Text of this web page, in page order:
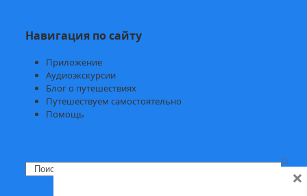
Навигация по сайту
Приложение
Аудиоэкскурсии
Блог о путешествиях
Путешествуем самостоятельно
Помощь
Search ×